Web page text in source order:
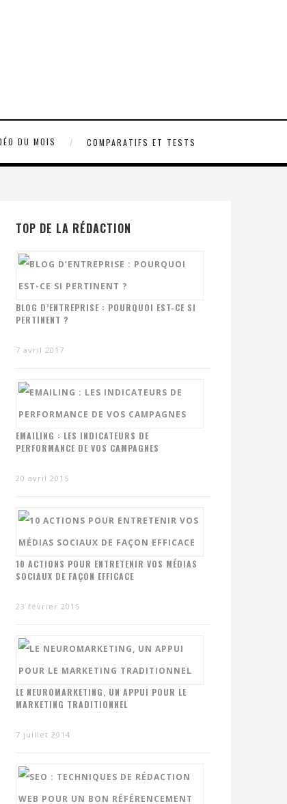
DU MOIS COMPARATIFS ET TESTS
TOP DE LA RÉDACTION
BLOG D’ENTREPRISE : POURQUOI EST-CE SI
PERTINENT ?
7 avril 2017
EMAILING : LES INDICATEURS DE
PERFORMANCE DE VOS CAMPAGNES
20 avril 2015
10 ACTIONS POUR ENTRETENIR VOS MÉDIAS
SOCIAUX DE FAÇON EFFICACE
23 février 2015
LE NEUROMARKETING, UN APPUI POUR LE
MARKETING TRADITIONNEL
7 juillet 2014